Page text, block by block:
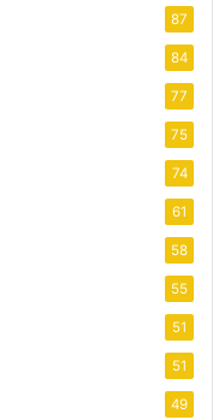
87
84
77
75
74
61
58
55
51
51
49